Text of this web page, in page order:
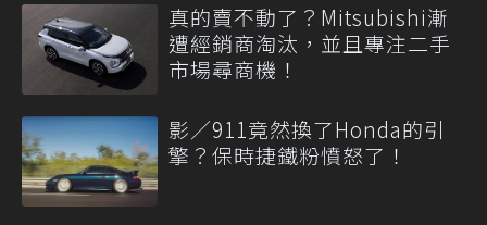
真的賣不動了？Mitsubishi漸
遭經銷商淘汰，並且專注二手
市場尋商機！
影／911竟然換了Honda的引
擎？保時捷鐵粉憤怒了！